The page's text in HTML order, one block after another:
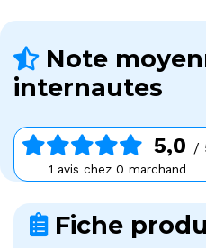
Note
internautes
5,0 /
1 avis chez 0 marchand
Fiche